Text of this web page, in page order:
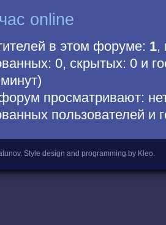
online
в этом форуме: 1,
0, скрытых: 0 и
просматривают:
пользователей и
Style design and programming by Kleo.